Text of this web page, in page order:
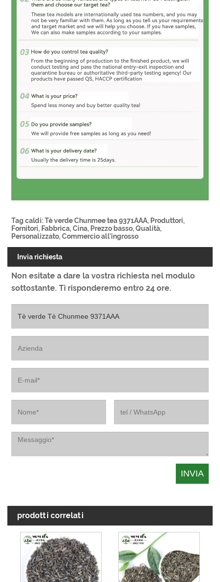
Tag caldi: Tè verde Chunmee tea 9371AAA, Produttori,
Fornitori, Fabbrica, Cina, Prezzo basso, Qualità,
Personalizzato, Commercio all'ingrosso
Invia richiesta
Non esitate a dare la vostra richiesta nel modulo
sottostante. Ti risponderemo entro 24 ore.
prodotti correlati